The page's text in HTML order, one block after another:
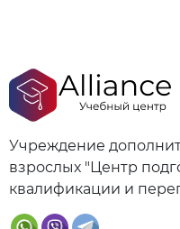
Учреждение
взрослых "Центр
квалификации и